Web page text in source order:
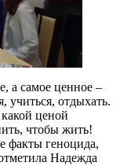
а самое ценное –
учиться, отдыхать.
ценой
чтобы жить!
факты геноцида,
Надежда